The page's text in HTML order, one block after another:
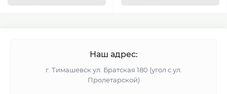
Наш адрес:
г. Тимашевск ул. Братская 180 (угол с ул.
Пролетарской)